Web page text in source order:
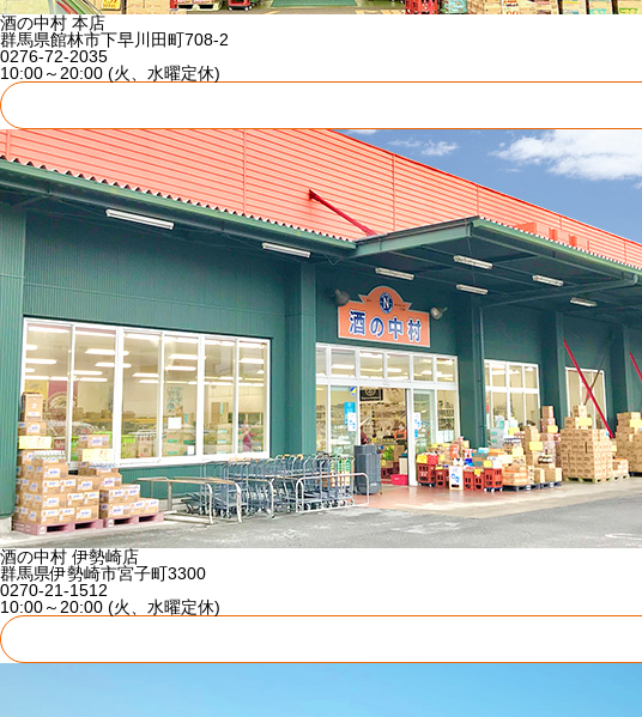
酒の中村 本店
群馬県館林市下早川田町708-2
0276-72-2035
10:00～20:00 (火、水曜定休)
酒の中村 伊勢崎店
群馬県伊勢崎市宮子町3300
0270-21-1512
10:00～20:00 (火、水曜定休)